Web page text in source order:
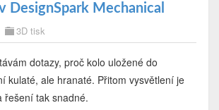
DesignSpark Mechanical
3D tisk
dotazy, proč kolo uložené do
kulaté, ale hranaté. Přitom vysvětlení je
řešení tak snadné.